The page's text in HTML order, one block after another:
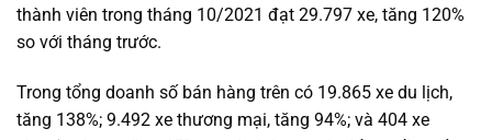
thành viên trong tháng 10/2021 đạt 29.797 xe, tăng 120%
so với tháng trước.
Trong tổng doanh số bán hàng trên có 19.865 xe du lịch,
tăng 138%; 9.492 xe thương mại, tăng 94%; và 404 xe